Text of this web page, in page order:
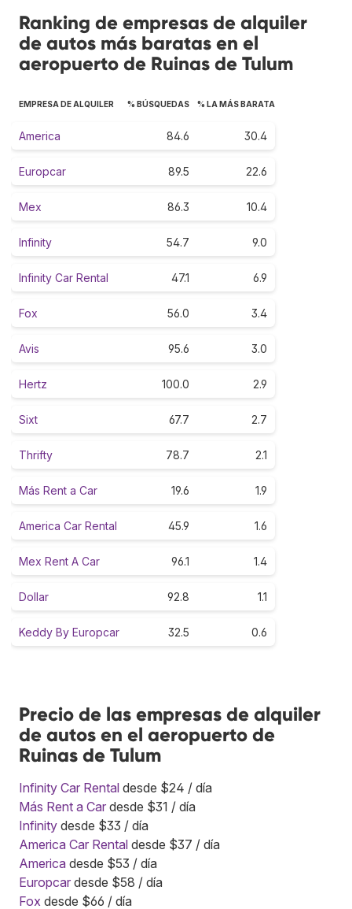
Ranking de empresas de alquiler
de autos más baratas en el
aeropuerto de Ruinas de Tulum
EMPRESA DE ALQUILER % BÚSQUEDAS % LA MÁS BARATA
America 84.6 30.4
Europcar 89.5 22.6
Mex 86.3 10.4
Infinity 54.7 9.0
Infinity Car Rental 47.1 6.9
Fox 56.0 3.4
Avis 95.6 3.0
Hertz 100.0 2.9
Sixt 67.7 2.7
Thrifty 78.7 2.1
Más Rent a Car 19.6 1.9
America Car Rental 45.9 1.6
Mex Rent A Car 96.1 1.4
Dollar 92.8 1.1
Keddy By Europcar 32.5 0.6
Precio de las empresas de alquiler
de autos en el aeropuerto de
Ruinas de Tulum
Infinity Car Rental desde $24 / día
Más Rent a Car desde $31 / día
Infinity desde $33 / día
America Car Rental desde $37 / día
America desde $53 / día
Europcar desde $58 / día
Fox desde $66 / día